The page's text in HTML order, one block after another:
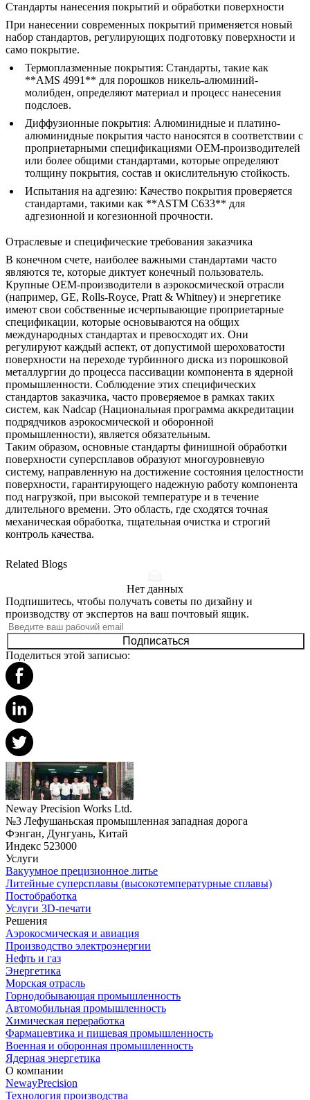
Стандарты нанесения покрытий и обработки поверхности
При нанесении современных покрытий применяется новый
набор стандартов, регулирующих подготовку поверхности и
само покрытие.
Термоплазменные покрытия: Стандарты, такие как
**AMS 4991** для порошков никель-алюминий-
молибден, определяют материал и процесс нанесения
подслоев.
Диффузионные покрытия: Алюминидные и платино-
алюминидные покрытия часто наносятся в соответствии с
проприетарными спецификациями OEM-производителей
или более общими стандартами, которые определяют
толщину покрытия, состав и окислительную стойкость.
Испытания на адгезию: Качество покрытия проверяется
стандартами, такими как **ASTM C633** для
адгезионной и когезионной прочности.
Отраслевые и специфические требования заказчика
В конечном счете, наиболее важными стандартами часто
являются те, которые диктует конечный пользователь.
Крупные OEM-производители в аэрокосмической отрасли
(например, GE, Rolls-Royce, Pratt & Whitney) и энергетике
имеют свои собственные исчерпывающие проприетарные
спецификации, которые основываются на общих
международных стандартах и превосходят их. Они
регулируют каждый аспект, от допустимой шероховатости
поверхности на переходе турбинного диска из порошковой
металлургии до процесса пассивации компонента в ядерной
промышленности. Соблюдение этих специфических
стандартов заказчика, часто проверяемое в рамках таких
систем, как Nadcap (Национальная программа аккредитации
подрядчиков аэрокосмической и оборонной
промышленности), является обязательным.
Таким образом, основные стандарты финишной обработки
поверхности суперсплавов образуют многоуровневую
систему, направленную на достижение состояния целостности
поверхности, гарантирующего надежную работу компонента
под нагрузкой, при высокой температуре и в течение
длительного времени. Это область, где сходятся точная
механическая обработка, тщательная очистка и строгий
контроль качества.
Related Blogs
Нет данных
Подпишитесь, чтобы получать советы по дизайну и
производству от экспертов на ваш почтовый ящик.
Подписаться
Поделиться этой записью:
Neway Precision Works Ltd.
№3 Лефушаньская промышленная западная дорога
Фэнган, Дунгуань, Китай
Индекс 523000
Услуги
Вакуумное прецизионное литье
Литейные суперсплавы (высокотемпературные сплавы)
Постобработка
Услуги 3D-печати
Решения
Аэрокосмическая и авиация
Производство электроэнергии
Нефть и газ
Энергетика
Морская отрасль
Горнодобывающая промышленность
Автомобильная промышленность
Химическая переработка
Фармацевтика и пищевая промышленность
Военная и оборонная промышленность
Ядерная энергетика
О компании
NewayPrecision
Технология производства